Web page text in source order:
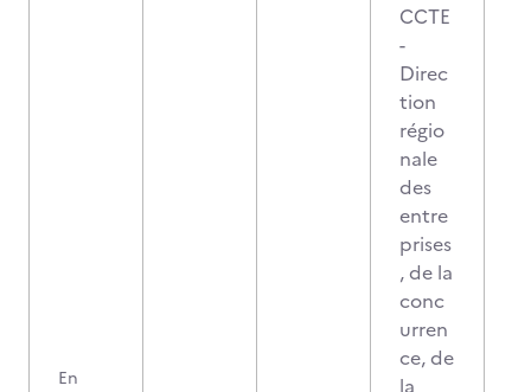
En
CCTE
-
Direc
tion
régio
nale
des
entre
prises
, de la
conc
urren
ce, de
la